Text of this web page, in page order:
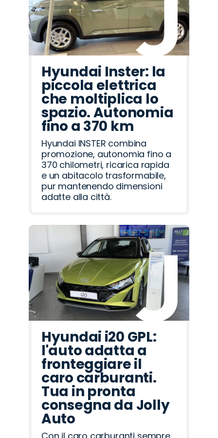
Hyundai Inster: la
piccola elettrica
che moltiplica lo
spazio. Autonomia
fino a 370 km
Hyundai INSTER combina
promozione, autonomia fino a
370 chilometri, ricarica rapida
e un abitacolo trasformabile,
pur mantenendo dimensioni
adatte alla città.
Hyundai i20 GPL:
l'auto adatta a
fronteggiare il
caro carburanti.
Tua in pronta
consegna da Jolly
Auto